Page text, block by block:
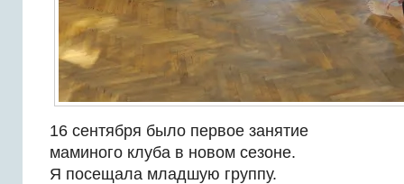
16 сентября было первое занятие
маминого клуба в новом сезоне.
Я посещала младшую группу.